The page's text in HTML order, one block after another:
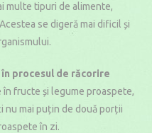
multe tipuri de alimente,
se digeră mai dificil și
procesul de răcorire
în fructe și legume proaspete,
nu mai puțin de două porții
în zi.